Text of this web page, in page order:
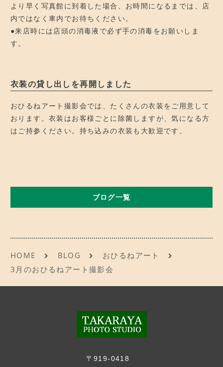
より早く写真館に到着した場合、お時間になるまでは、店
内ではなく車内でお待ちください。
●来店時には店頭の消毒液で必ず手の消毒をお願いしま
す。
衣装の貸し出しを再開しました
おひるねアート撮影会では、たくさんの衣装をご用意して
おります。衣装はお客様ごとに除菌しますが、気になる方
はご持参ください。持ち込みの衣装も大歓迎です。
ブログ一覧
HOME BLOG
おひるねアート
3月のおひるねアート撮影会
〒919-0418